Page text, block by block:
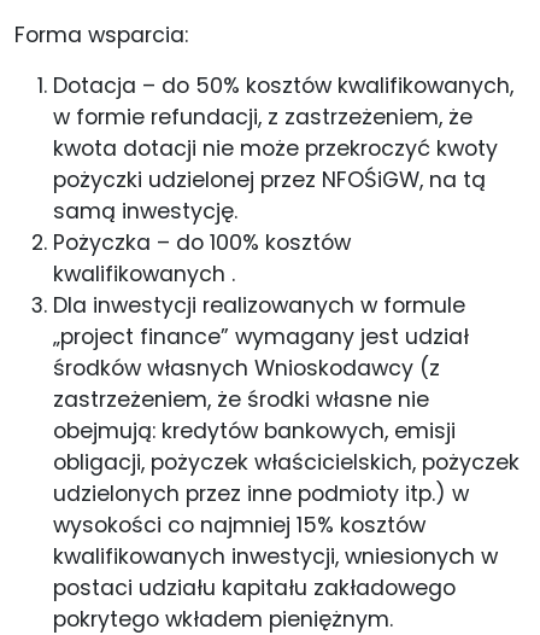
Forma wsparcia:
Dotacja – do 50% kosztów kwalifikowanych,
w formie refundacji, z zastrzeżeniem, że
kwota dotacji nie może przekroczyć kwoty
pożyczki udzielonej przez NFOŚiGW, na tą
samą inwestycję.
Pożyczka – do 100% kosztów
kwalifikowanych .
Dla inwestycji realizowanych w formule
„project finance” wymagany jest udział
środków własnych Wnioskodawcy (z
zastrzeżeniem, że środki własne nie
obejmują: kredytów bankowych, emisji
obligacji, pożyczek właścicielskich, pożyczek
udzielonych przez inne podmioty itp.) w
wysokości co najmniej 15% kosztów
kwalifikowanych inwestycji, wniesionych w
postaci udziału kapitału zakładowego
pokrytego wkładem pieniężnym.